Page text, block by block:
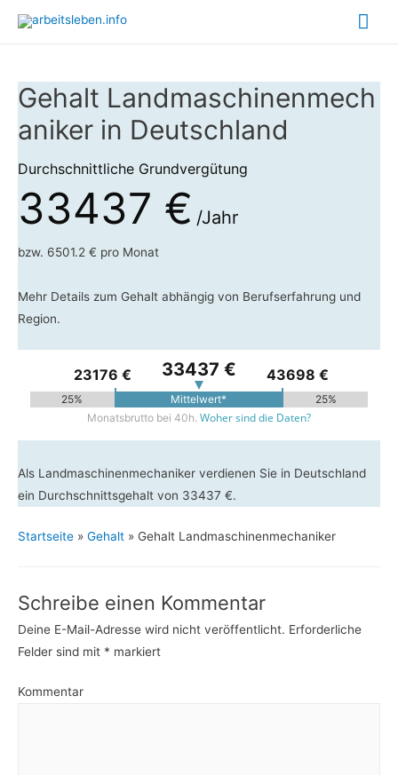
Gehalt Landmaschinenmech
aniker in Deutschland
Durchschnittliche Grundvergütung
33437 € /Jahr
bzw. 6501.2 € pro Monat
Mehr Details zum Gehalt abhängig von Berufserfahrung und
Region.
23176 € 33437 € 43698 €
25% Mittelwert*
25%
Monatsbrutto bei 40h. Woher sind die Daten?
Als Landmaschinenmechaniker verdienen Sie in Deutschland
ein Durchschnittsgehalt von 33437 €.
Startseite » Gehalt » Gehalt Landmaschinenmechaniker
Schreibe einen Kommentar
Deine E-Mail-Adresse wird nicht veröffentlicht. Erforderliche
Felder sind mit * markiert
Kommentar